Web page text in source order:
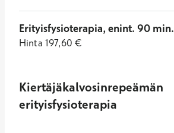
Erityisfysioterapia, enint. 90 min.
Hinta 197,60 €
Kiertäjäkalvosinrepeämän
erityisfysioterapia